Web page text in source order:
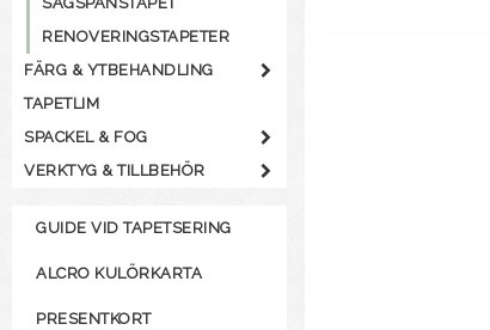
RENOVERINGSTAPETER
FÄRG & YTBEHANDLING
TAPETLIM
SPACKEL & FOG
VERKTYG & TILLBEHÖR
GUIDE VID TAPETSERING
ALCRO KULÖRKARTA
PRESENTKORT